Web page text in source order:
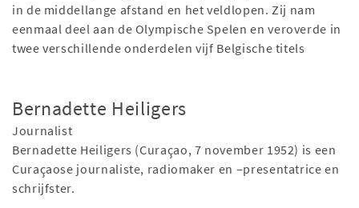
in de middellange afstand en het veldlopen. Zij nam
eenmaal deel aan de Olympische Spelen en veroverde in
twee verschillende onderdelen vijf Belgische titels
Bernadette Heiligers
Journalist
Bernadette Heiligers (Curaçao, 7 november 1952) is een
Curaçaose journaliste, radiomaker en –presentatrice en
schrijfster.